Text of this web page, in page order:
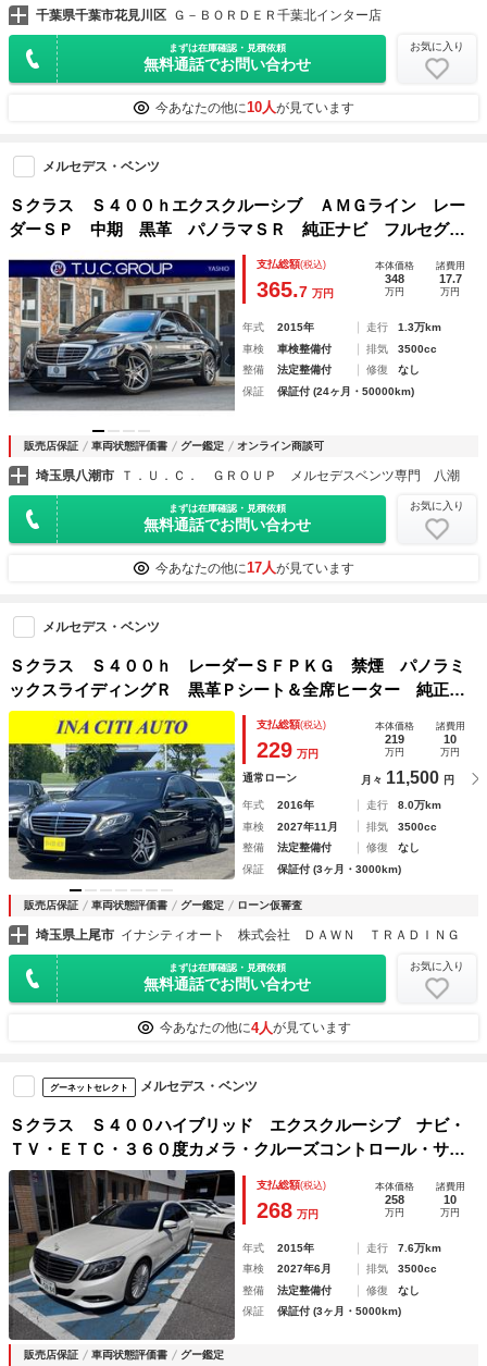
千葉県千葉市花見川区 Ｇ－ＢＯＲＤＥＲ千葉北インター店
まずは在庫確認・見積依頼
無料通話でお問い合わせ
お気に入り
今あなたの他に10人が見ています
メルセデス・ベンツ
Ｓクラス Ｓ４００ｈエクスクルーシブ ＡＭＧライン レー
ダーＳＰ 中期 黒革 パノラマＳＲ 純正ナビ フルセグ
３６０カメラ ブルメスター エアバランスＰ ソフトドアク
ロージャー 自動トランク フットオープナー ＬＥＤライ
ト ２年保証
支払総額(税込)
365.7 万円
本体価格
348
万円
諸費用
17.7
万円
年式 2015年 走行
1.3万km
車検
車検整備付 排気
3500cc
整備
法定整備付 修復
なし
保証
保証付 (24ヶ月・50000km)
販売店保証 車両状態評価書 グー鑑定 オンライン商談可
埼玉県八潮市 Ｔ．Ｕ．Ｃ． ＧＲＯＵＰ メルセデスベンツ専門 八潮
まずは在庫確認・見積依頼
無料通話でお問い合わせ
お気に入り
今あなたの他に17人が見ています
メルセデス・ベンツ
Ｓクラス Ｓ４００ｈ レーダーＳＦＰＫＧ 禁煙 パノラミ
ックスライディングＲ 黒革Ｐシート＆全席ヒーター 純正ナ
ビ ＴＶ ３６０°カメラ 電動トランク ＬＥＤライト エア
サス パフュームアトマイザー ドラレコ 純正１８ＡＷ
支払総額(税込)
229 万円
本体価格
219
万円
諸費用
10
万円
通常ローン 月々 11,500 円
年式 2016年 走行
8.0万km
車検
2027年11月 排気
3500cc
整備
法定整備付 修復
なし
保証
保証付 (3ヶ月・3000km)
販売店保証 車両状態評価書 グー鑑定 ローン仮審査
埼玉県上尾市 イナシティオート 株式会社 ＤＡＷＮ ＴＲＡＤＩＮＧ
まずは在庫確認・見積依頼
無料通話でお問い合わせ
お気に入り
今あなたの他に4人が見ています
グーネットセレクト メルセデス・ベンツ
Ｓクラス Ｓ４００ハイブリッド エクスクルーシブ ナビ・
ＴＶ・ＥＴＣ・３６０度カメラ・クルーズコントロール・サン
ルーフ・レザーシート・クリアランスソナー・シートヒータ
ー・シートクーラー・ＡＳＳＵＲＡ
支払総額(税込)
268 万円
本体価格
258
万円
諸費用
10
万円
年式 2015年 走行
7.6万km
車検
2027年6月 排気
3500cc
整備
法定整備付 修復
なし
保証
保証付 (3ヶ月・5000km)
販売店保証 車両状態評価書 グー鑑定